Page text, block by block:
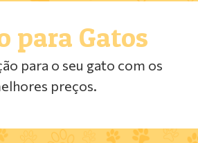
para Gatos
para o seu gato com os
preços.